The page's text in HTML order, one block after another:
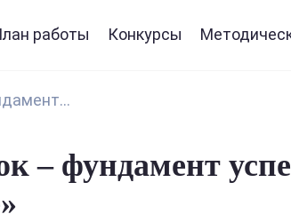
работы Конкурсы
– фундамент